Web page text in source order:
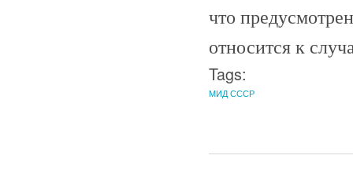
что
относится к
Tags:
МИД СССР